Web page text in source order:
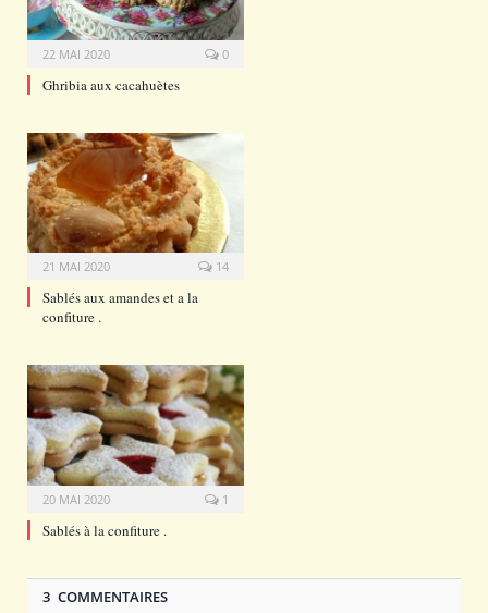
22 MAI 2020 0
Ghribia aux cacahuètes
21 MAI 2020 14
Sablés aux amandes et a la
confiture .
20 MAI 2020 1
Sablés à la confiture .
3 COMMENTAIRES